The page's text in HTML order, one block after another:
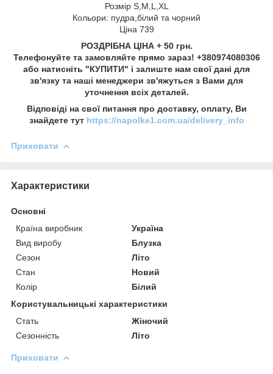
Розмір S,M,L,XL
Кольори: пудра,білий та чорний
Ціна 739
РОЗДРІБНА ЦІНА + 50 грн.
Телефонуйте та замовляйте прямо зараз! +380974080306
або натисніть "КУПИТИ" і залиште нам свої дані для
зв'язку та наші менеджери зв'яжуться з Вами для
уточнення всіх деталей.
Відповіді на свої питання про доставку, оплату, Ви
знайдете тут https://napolke1.com.ua/delivery_info
Приховати
Характеристики
Основні
Країна виробник
Україна
Вид виробу
Блузка
Сезон
Літо
Стан
Новий
Колір
Білий
Користувальницькі характеристики
Стать
Жіночий
Сезонність
Літо
Приховати